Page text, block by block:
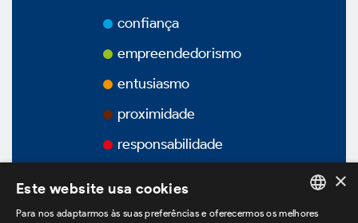
Governança Corporativa
Visão Geral
Estatuto Social
Estrutura Acionária
confiança
empreendedorismo
entusiasmo
proximidade
responsabilidade
×
Este website usa cookies
Para nos adaptarmos às suas preferências e oferecermos os melhores